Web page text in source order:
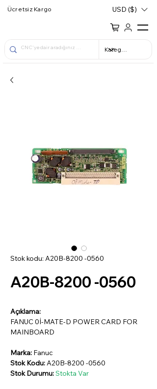
Ücretsiz Kargo USD ($)
Stok kodu: A20B-8200 -0560
A20B-8200 -0560
Açıklama:
FANUC 0İ-MATE-D POWER CARD FOR
MAINBOARD
Marka: Fanuc
Stok Kodu:A20B-8200 -0560
Stok Durumu:Stokta Var